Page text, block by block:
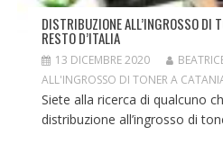
DISTRIBUZIONE ALL’INGROSSO DI
RESTO D’ITALIA
13 DICEMBRE 2020
ALL'INGROSSO DI TONER A
Siete alla ricerca di qualcuno
distribuzione all’ingrosso di